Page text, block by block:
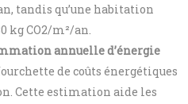
tandis qu’une habitation
kg CO2/m²/an.
annuelle d’énergie
de coûts énergétiques
Cette estimation aide les